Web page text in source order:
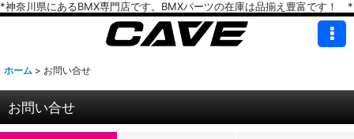
*神奈川県にあるBMX専門店です。BMXパーツの在庫は品揃え豊富です！ *
ホーム > お問い合せ
お問い合せ